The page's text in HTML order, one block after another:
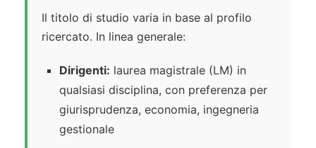
Il titolo di studio varia in base al profilo
ricercato. In linea generale:
Dirigenti: laurea magistrale (LM) in
qualsiasi disciplina, con preferenza per
giurisprudenza, economia, ingegneria
gestionale